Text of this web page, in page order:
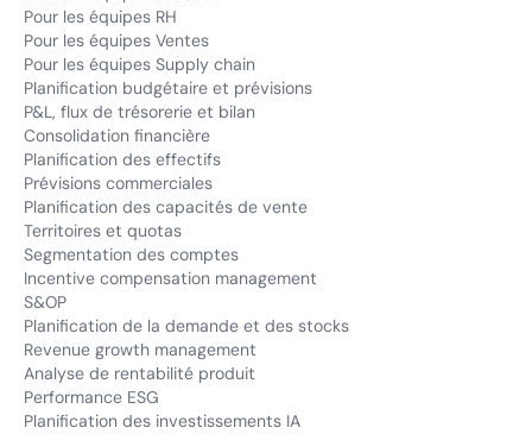
Pour les équipes RH
Pour les équipes Ventes
Pour les équipes Supply chain
Planification budgétaire et prévisions
P&L, flux de trésorerie et bilan
Consolidation financière
Planification des effectifs
Prévisions commerciales
Planification des capacités de vente
Territoires et quotas
Segmentation des comptes
Incentive compensation management
S&OP
Planification de la demande et des stocks
Revenue growth management
Analyse de rentabilité produit
Performance ESG
Planification des investissements IA